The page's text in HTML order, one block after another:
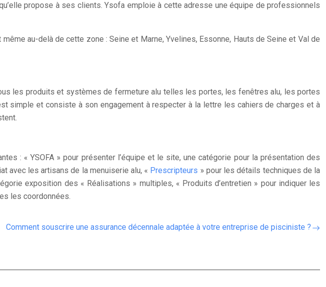
propose à ses clients. Ysofa emploie à cette adresse une équipe de professionnels
au-delà de cette zone : Seine et Marne, Yvelines, Essonne, Hauts de Seine et Val de
les produits et systèmes de fermeture alu telles les portes, les fenêtres alu, les portes
simple et consiste à son engagement à respecter à la lettre les cahiers de charges et à
: « YSOFA » pour présenter l’équipe et le site, une catégorie pour la présentation des
avec les artisans de la menuiserie alu, « Prescripteurs » pour les détails techniques de la
exposition des « Réalisations » multiples, « Produits d’entretien » pour indiquer les
les coordonnées.
Comment souscrire une assurance décennale adaptée à votre entreprise de pisciniste ?